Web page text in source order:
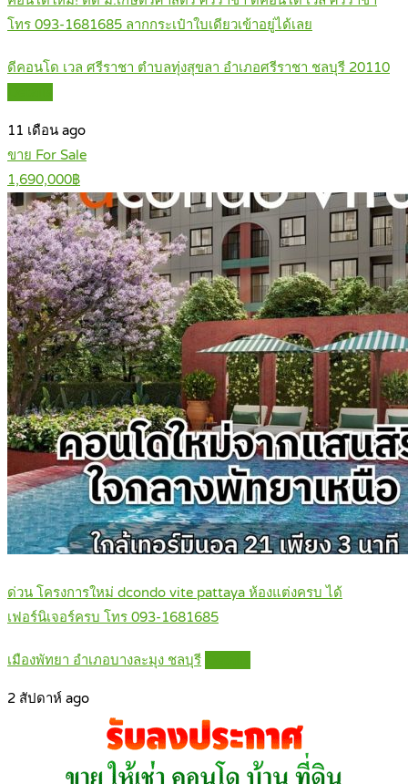
โทร 093-1681685 ลากกระเป๋าใบเดียวเข้าอยู่ได้เลย
ดีคอนโด เวล ศรีราชา ตำบลทุ่งสุขลา อำเภอศรีราชา ชลบุรี 20110
11 เดือน ago
ขาย For Sale
1,690,000฿
ด่วน โครงการใหม่ dcondo vite pattaya ห้องแต่งครบ ได้
เฟอร์นิเจอร์ครบ โทร 093-1681685
เมืองพัทยา อำเภอบางละมุง ชลบุรี
2 สัปดาห์ ago